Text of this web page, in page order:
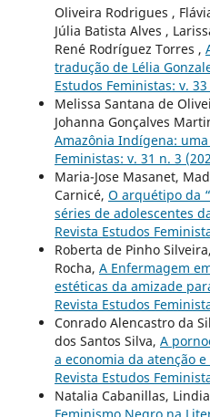
Oliveira Rodrigues ,
Júlia Batista Alves ,
René Rodríguez Torres ,
tradução de Lélia
Estudos Feministas: v.
Melissa Santana de
Johanna Gonçalves
Amazônia Indígena:
Feministas: v. 31 n. 3
Maria-Jose Masanet,
Carnicé, O arquétipo da
séries de adolescentes
Revista Estudos
Roberta de Pinho
Rocha, A Enfermagem
estéticas da amizade
Revista Estudos
Conrado Alencastro da
dos Santos Silva, A
a economia da atenção
Revista Estudos
Natalia Cabanillas,